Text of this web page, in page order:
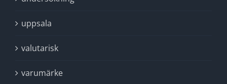
uppsala
valutarisk
varumärke